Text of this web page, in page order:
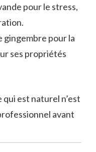
pour le stress,
gingembre pour la
ses propriétés
est naturel n’est
avant